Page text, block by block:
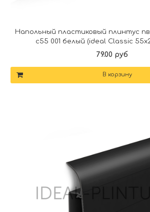
Напольный пластиковый плинтус
c55 001 белый (ideal Classic
79.00 руб
В корзину